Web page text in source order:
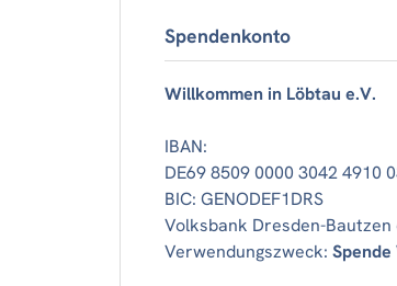
Spendenkonto
Willkommen in Löbtau e.V.
IBAN:
DE69 8509 0000 3042 4910
BIC: GENODEF1DRS
Volksbank Dresden-Bautzen
Verwendungszweck:Spende